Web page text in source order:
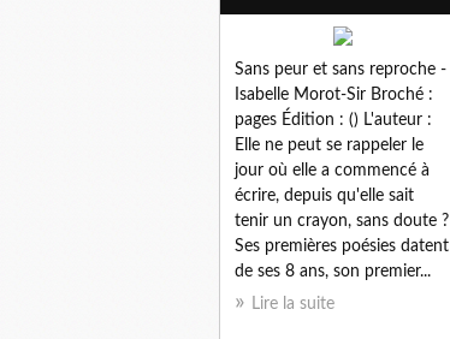
Sans peur et sans reproche -
Isabelle Morot-Sir Broché :
pages Édition : () L'auteur :
Elle ne peut se rappeler le
jour où elle a commencé à
écrire, depuis qu'elle sait
tenir un crayon, sans doute ?
Ses premières poésies datent
de ses 8 ans, son premier...
Lire la suite